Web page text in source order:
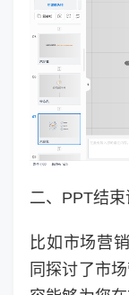
二、PPT结
比如市场营
同探讨了市